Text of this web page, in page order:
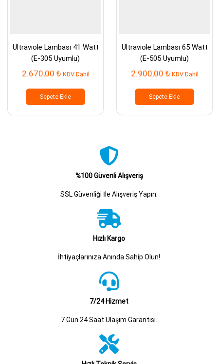
Ultravıole Lambası 41 Watt
(E-305 Uyumlu)
2.670,00 ₺ KDV Dahil
Sepete Ekle
Ultravıole Lambası 65 Watt
(E-505 Uyumlu)
2.900,00 ₺ KDV Dahil
Sepete Ekle
%100 Güvenli Alışveriş
SSL Güvenliği İle Alışveriş Yapın.
Hızlı Kargo
İhtiyaçlarınıza Anında Sahip Olun!
7/24 Hizmet
7 Gün 24 Saat Ulaşım Garantisi.